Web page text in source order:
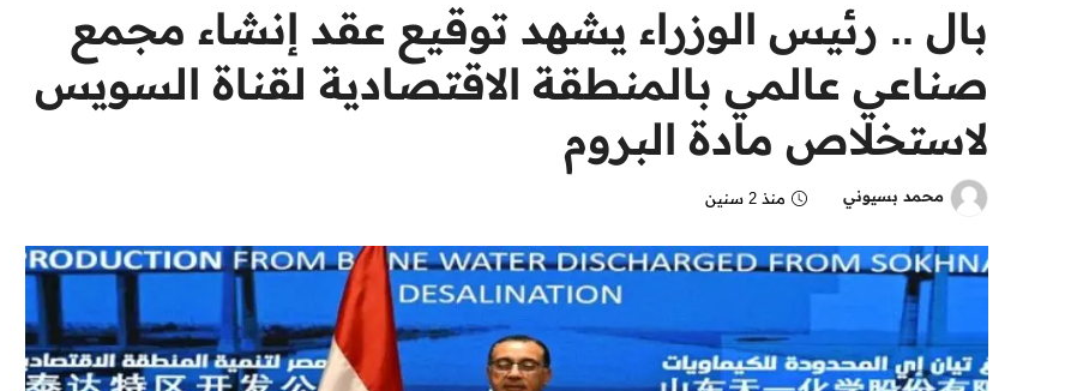
بال .. رئيس الوزراء يشهد توقيع عقد إنشاء مجمع
صناعي عالمي بالمنطقة الاقتصادية لقناة السويس
لاستخلاص مادة البروم
محمد بسيوني منذ 2 سنين